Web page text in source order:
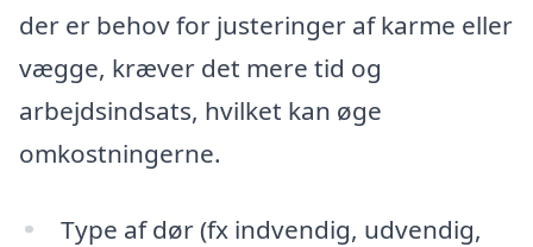
der er behov for justeringer af karme eller
vægge, kræver det mere tid og
arbejdsindsats, hvilket kan øge
omkostningerne.
Type af dør (fx indvendig, udvendig,